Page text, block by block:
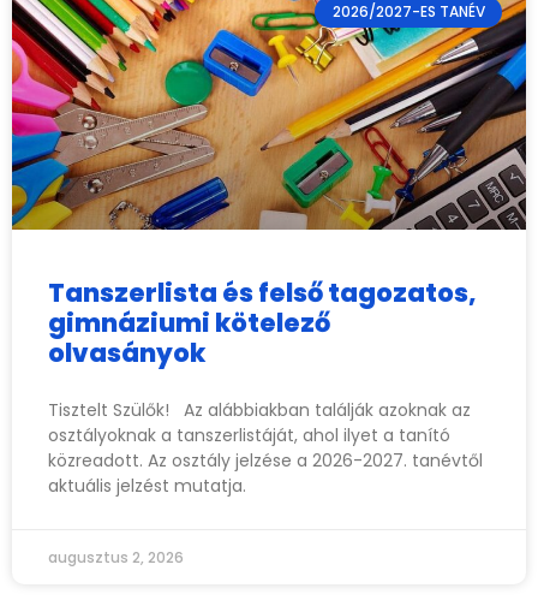
2026/2027-ES TANÉV
Tanszerlista és felső tagozatos,
gimnáziumi kötelező
olvasányok
Tisztelt Szülők! Az alábbiakban találják azoknak az
osztályoknak a tanszerlistáját, ahol ilyet a tanító
közreadott. Az osztály jelzése a 2026-2027. tanévtől
aktuális jelzést mutatja.
augusztus 2, 2026